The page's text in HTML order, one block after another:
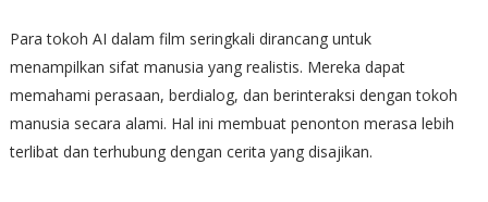
Para tokoh AI dalam film seringkali dirancang untuk
menampilkan sifat manusia yang realistis. Mereka dapat
memahami perasaan, berdialog, dan berinteraksi dengan tokoh
manusia secara alami. Hal ini membuat penonton merasa lebih
terlibat dan terhubung dengan cerita yang disajikan.